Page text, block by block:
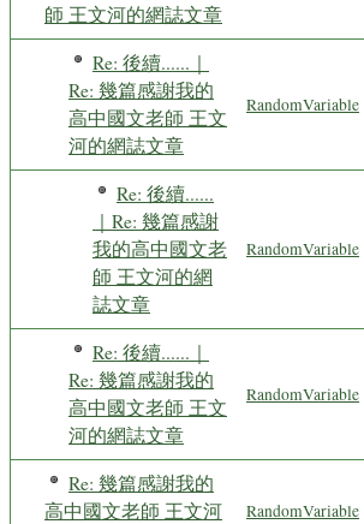
師 王文河的網誌文章
Re: 後續......｜
Re: 幾篇感謝我的
高中國文老師 王文
河的網誌文章
RandomVariable
Re: 後續......
｜Re: 幾篇感謝
我的高中國文老
師 王文河的網
誌文章
RandomVariable
Re: 後續......｜
Re: 幾篇感謝我的
高中國文老師 王文
河的網誌文章
RandomVariable
Re: 幾篇感謝我的
高中國文老師 王文河
RandomVariable